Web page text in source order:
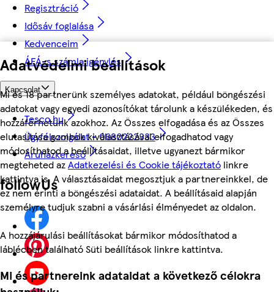
Adatvédelmi beállítások
Mi és 18 partnerünk személyes adatokat, például böngészési
adatokat vagy egyedi azonosítókat tárolunk a készülékeden, és
hozzáférhetünk azokhoz. Az Összes elfogadása és az Összes
elutasítása gombok kiválasztásával elfogadhatod vagy
módosíthatod a beállításaidat, illetve ugyanezt bármikor
megteheted azAdatkezelési és Cookie tájékoztató linkre
kattintva is. A választásaidat megosztjuk a partnereinkkel, de
ez nem érinti a böngészési adataidat. A beállításaid alapján
személyre tudjuk szabni a vásárlási élményedet az oldalon.
A hozzájárulási beállításokat bármikor módosíthatod a
láblécben található Süti beállítások linkre kattintva.
Mi és partnereink adataidat a következő célokra
Regisztráció
Idősáv foglalása
Kedvenceim
ÁFÁ-s számla igénylés
Kapcsolat
Tesco.hu
Ügyfélszolgálat - 0680222333
Áruházkereső
followUs